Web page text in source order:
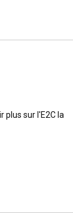
plus sur l'E2C la